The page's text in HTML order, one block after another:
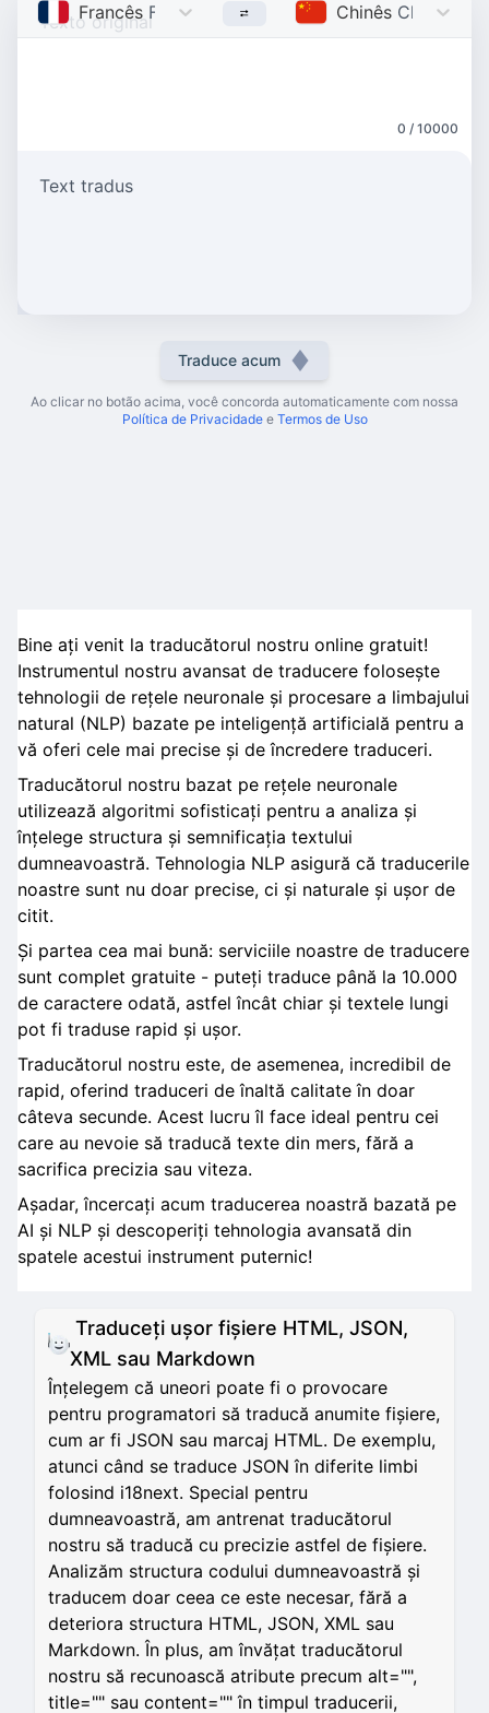
Francês French Chinês Chinese
0 / 10000
Text tradus
Traduce acum
Ao clicar no botão acima, você concorda automaticamente com nossa
Política de Privacidade e Termos de Uso
Bine ați venit la traducătorul nostru online gratuit!
Instrumentul nostru avansat de traducere folosește
tehnologii de rețele neuronale și procesare a limbajului
natural (NLP) bazate pe inteligență artificială pentru a
vă oferi cele mai precise și de încredere traduceri.
Traducătorul nostru bazat pe rețele neuronale
utilizează algoritmi sofisticați pentru a analiza și
înțelege structura și semnificația textului
dumneavoastră. Tehnologia NLP asigură că traducerile
noastre sunt nu doar precise, ci și naturale și ușor de
citit.
Și partea cea mai bună: serviciile noastre de traducere
sunt complet gratuite - puteți traduce până la 10.000
de caractere odată, astfel încât chiar și textele lungi
pot fi traduse rapid și ușor.
Traducătorul nostru este, de asemenea, incredibil de
rapid, oferind traduceri de înaltă calitate în doar
câteva secunde. Acest lucru îl face ideal pentru cei
care au nevoie să traducă texte din mers, fără a
sacrifica precizia sau viteza.
Așadar, încercați acum traducerea noastră bazată pe
AI și NLP și descoperiți tehnologia avansată din
spatele acestui instrument puternic!
Traduceți ușor fișiere HTML, JSON,
XML sau Markdown
Înțelegem că uneori poate fi o provocare
pentru programatori să traducă anumite fișiere,
cum ar fi JSON sau marcaj HTML. De exemplu,
atunci când se traduce JSON în diferite limbi
folosind i18next. Special pentru
dumneavoastră, am antrenat traducătorul
nostru să traducă cu precizie astfel de fișiere.
Analizăm structura codului dumneavoastră și
traducem doar ceea ce este necesar, fără a
deteriora structura HTML, JSON, XML sau
Markdown. În plus, am învățat traducătorul
nostru să recunoască atribute precum alt="",
title="" sau content="" în timpul traducerii,